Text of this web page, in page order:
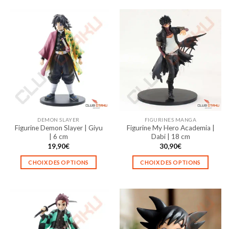
DEMON SLAYER
Figurine Demon Slayer | Giyu
| 6 cm
19,90€
CHOIX DES OPTIONS
a
plusieurs
variations.
FIGURINES MANGA
Figurine My Hero Academia |
Dabi | 18 cm
30,90€
CHOIX DES OPTIONS
plusieurs
variations.